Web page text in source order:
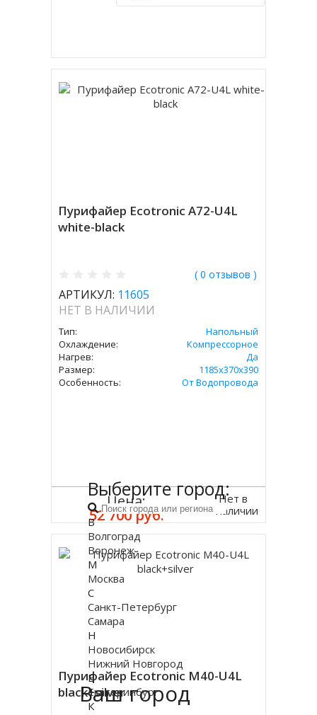
Пурифайер Ecotronic A72-U4L
white-black
( 0 отзывов )
АРТИКУЛ: 11605
НЕТ В НАЛИЧИИ
Тип:
Напольный
Охлаждение:
Компрессорное
Нагрев:
Да
Размер:
1185x370x390
Особенность:
От Водопровода
Цена:
52 700 руб.
Нет в
наличии
Пурифайер Ecotronic M40-U4L
black+silver
Ваш город
Выберите город:
В
Волгоград
Воронеж
М
Москва
С
Санкт-Петербург
Самара
Н
Новосибирск
Нижний Новгород
Е
Екатеринбург
К